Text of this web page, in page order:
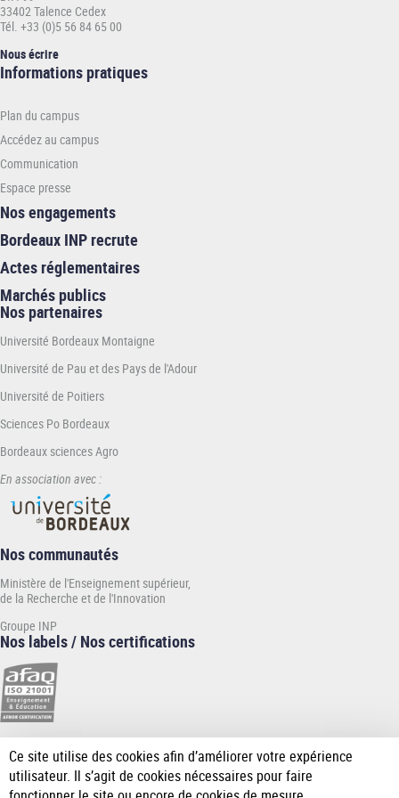
33402 Talence Cedex
Tél. +33 (0)5 56 84 65 00
Nous écrire
Informations
ENSEIRB-
MATMECA
Informations pratiques
Plan du campus
Accédez au campus
Communication
Espace presse
Nos engagements
Bordeaux INP recrute
Actes réglementaires
Marchés publics
Nos partenaires
Université Bordeaux Montaigne
Université de Pau et des Pays de l'Adour
Université de Poitiers
Sciences Po Bordeaux
Bordeaux sciences Agro
En association avec :
Nos communautés
Ministère de l'Enseignement supérieur,
de la Recherche et de l'Innovation
Groupe INP
Nos labels / Nos certifications
Ce site utilise des cookies afin d’améliorer votre expérience
utilisateur. Il s’agit de cookies nécessaires pour faire